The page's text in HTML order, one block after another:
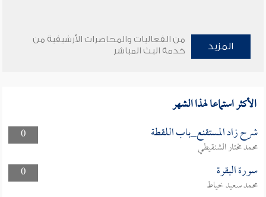
المزيد
من الفعاليات والمحاضرات الأرشيفية من
خدمة البث المباشر
الأكثر استماعا لهذا الشهر
0 شرح زاد المستقنع_باب اللقطة
محمد مختار الشنقيطي
0
سورة البقرة
محمد سعيد خياط